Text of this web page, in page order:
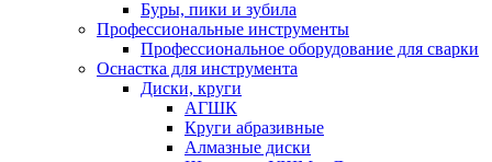
Буры, пики и зубила
Профессиональные инструменты
Профессиональное оборудование для сварки
Оснастка для инструмента
Диски, круги
АГШК
Круги абразивные
Алмазные диски